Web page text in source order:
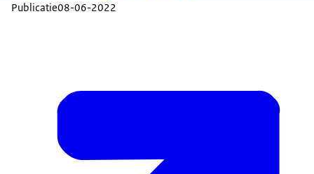
Publicatie08-06-2022